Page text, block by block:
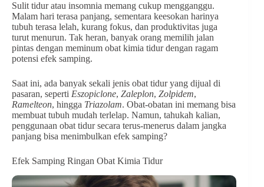
Sulit tidur atau insomnia memang cukup mengganggu.
Malam hari terasa panjang, sementara keesokan harinya
tubuh terasa lelah, kurang fokus, dan produktivitas juga
turut menurun. Tak heran, banyak orang memilih jalan
pintas dengan meminum obat kimia tidur dengan ragam
potensi efek samping.
Saat ini, ada banyak sekali jenis obat tidur yang dijual di
pasaran, seperti Eszopiclone, Zaleplon, Zolpidem,
Ramelteon, hingga Triazolam. Obat-obatan ini memang bisa
membuat tubuh mudah terlelap. Namun, tahukah kalian,
penggunaan obat tidur secara terus-menerus dalam jangka
panjang bisa menimbulkan efek samping?
Efek Samping Ringan Obat Kimia Tidur